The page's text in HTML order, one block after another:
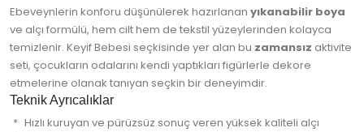
Ebeveynlerin konforu düşünülerek hazırlanan yıkanabilir boya
ve alçı formülü, hem cilt hem de tekstil yüzeylerinden kolayca
temizlenir. Keyif Bebesi seçkisinde yer alan bu zamansız aktivite
seti, çocukların odalarını kendi yaptıkları figürlerle dekore
etmelerine olanak tanıyan seçkin bir deneyimdir.
Teknik Ayrıcalıklar
Hızlı kuruyan ve pürüzsüz sonuç veren yüksek kaliteli alçı